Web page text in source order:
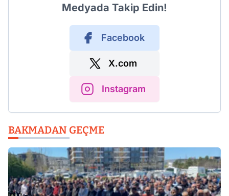
Medyada Takip Edin!
Facebook
X.com
Instagram
BAKMADAN GEÇME